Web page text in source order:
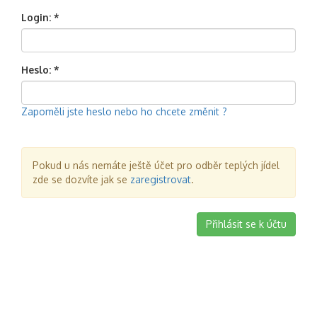
Login: *
Heslo: *
Zapoměli jste heslo nebo ho chcete změnit ?
Pokud u nás nemáte ještě účet pro odběr teplých jídel
zde se dozvíte jak se zaregistrovat.